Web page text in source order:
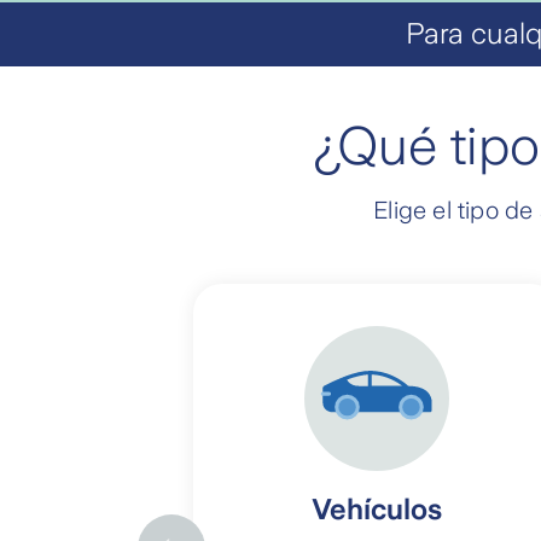
Para
¿Qué
Elige el tipo
Vehículos